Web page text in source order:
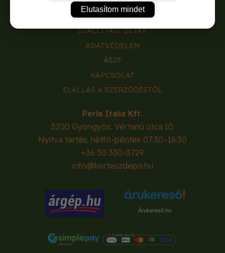
RÓLUNK
SZÁLLÍTÁSI DÍJAK
ADATVÉDELEM
ÁSZF
KAPCSOLAT
ELÁLLÁS A SZERZŐDÉSTŐL
Perla Italia Kft.
3200 Gyöngyös, Vértanú utca 10.
Nyitva tartás: hétfő-péntek 07:30–16:30
+36 30 330-3729
info@kerteszdepo.hu
Árukereső.hu
Elutasítom mindet